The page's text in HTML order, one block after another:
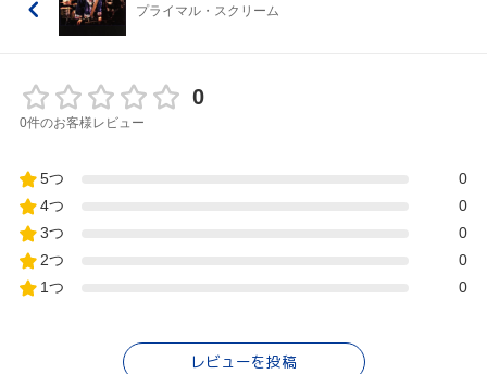
プライマル・スクリーム
0
0件のお客様レビュー
5つ
0
4つ
0
3つ
0
2つ
0
1つ
0
レビューを投稿